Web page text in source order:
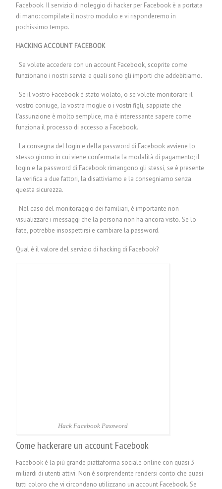
Facebook. Il servizio di noleggio di hacker per Facebook è a portata
di mano: compilate il nostro modulo e vi risponderemo in
pochissimo tempo.
HACKING ACCOUNT FACEBOOK
Se volete accedere con un account Facebook, scoprite come
funzionano i nostri servizi e quali sono gli importi che addebitiamo.
Se il vostro Facebook è stato violato, o se volete monitorare il
vostro coniuge, la vostra moglie o i vostri figli, sappiate che
l'assunzione è molto semplice, ma è interessante sapere come
funziona il processo di accesso a Facebook.
La consegna del login e della password di Facebook avviene lo
stesso giorno in cui viene confermata la modalità di pagamento; il
login e la password di Facebook rimangono gli stessi, se è presente
la verifica a due fattori, la disattiviamo e la consegniamo senza
questa sicurezza.
Nel caso del monitoraggio dei familiari, è importante non
visualizzare i messaggi che la persona non ha ancora visto. Se lo
fate, potrebbe insospettirsi e cambiare la password.
Qual è il valore del servizio di hacking di Facebook?
Hack Facebook Password
Come hackerare un account Facebook
Facebook è la più grande piattaforma sociale online con quasi 3
miliardi di utenti attivi. Non è sorprendente rendersi conto che quasi
tutti coloro che vi circondano utilizzano un account Facebook. Se